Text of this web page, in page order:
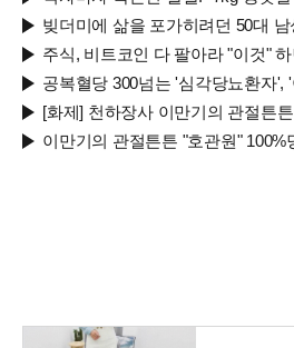
빚더미에 삶을 포가히려던 50대
주식, 비트코인 다 팔아라 "이것"
공복혈당 300넘는 '심각당뇨환자',
[화제] 천하장사 이만기의 관절튼튼 "호관
이만기의 관절튼튼 "호관원" 100%